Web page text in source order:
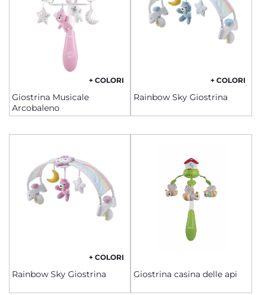
+ COLORI
Giostrina Musicale
Arcobaleno
+ COLORI
Rainbow Sky Giostrina
+ COLORI
Rainbow Sky Giostrina Giostrina casina delle api